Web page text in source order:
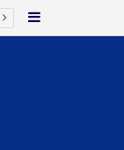
Barra Lateral